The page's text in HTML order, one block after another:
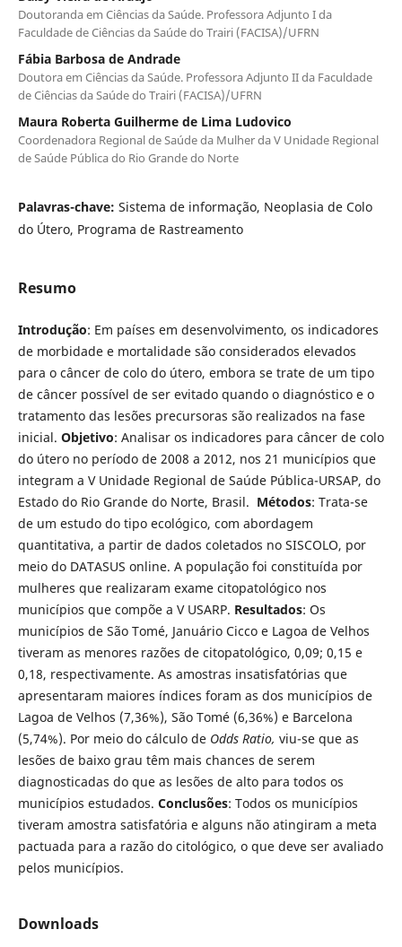
Doutoranda em Ciências da Saúde. Professora Adjunto I da
Faculdade de Ciências da Saúde do Trairi (FACISA)/UFRN
Fábia Barbosa de Andrade
Doutora em Ciências da Saúde. Professora Adjunto II da Faculdade
de Ciências da Saúde do Trairi (FACISA)/UFRN
Maura Roberta Guilherme de Lima Ludovico
Coordenadora Regional de Saúde da Mulher da V Unidade Regional
de Saúde Pública do Rio Grande do Norte
Palavras-chave: Sistema de informação, Neoplasia de Colo
do Útero, Programa de Rastreamento
Resumo
Introdução: Em países em desenvolvimento, os indicadores
de morbidade e mortalidade são considerados elevados
para o câncer de colo do útero, embora se trate de um tipo
de câncer possível de ser evitado quando o diagnóstico e o
tratamento das lesões precursoras são realizados na fase
inicial. Objetivo: Analisar os indicadores para câncer de colo
do útero no período de 2008 a 2012, nos 21 municípios que
integram a V Unidade Regional de Saúde Pública-URSAP, do
Estado do Rio Grande do Norte, Brasil. Métodos: Trata-se
de um estudo do tipo ecológico, com abordagem
quantitativa, a partir de dados coletados no SISCOLO, por
meio do DATASUS online. A população foi constituída por
mulheres que realizaram exame citopatológico nos
municípios que compõe a V USARP. Resultados: Os
municípios de São Tomé, Januário Cicco e Lagoa de Velhos
tiveram as menores razões de citopatológico, 0,09; 0,15 e
0,18, respectivamente. As amostras insatisfatórias que
apresentaram maiores índices foram as dos municípios de
Lagoa de Velhos (7,36%), São Tomé (6,36%) e Barcelona
(5,74%). Por meio do cálculo de Odds Ratio, viu-se que as
lesões de baixo grau têm mais chances de serem
diagnosticadas do que as lesões de alto para todos os
municípios estudados. Conclusões: Todos os municípios
tiveram amostra satisfatória e alguns não atingiram a meta
pactuada para a razão do citológico, o que deve ser avaliado
pelos municípios.
Downloads